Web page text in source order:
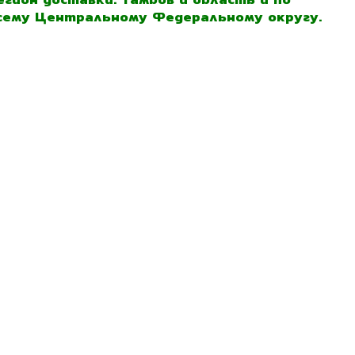
Центральному Федеральному округу.